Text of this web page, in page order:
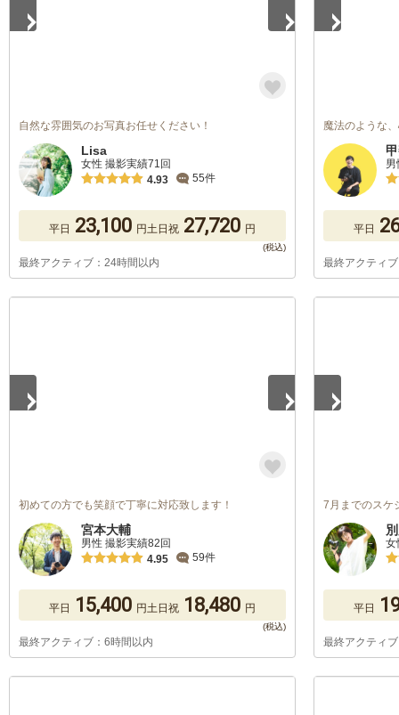
自然な雰囲気のお写真お任せください！
Lisa
女性 撮影実績71回
4.93
55件
平日 23,100 円土日祝 27,720 円
最終アクティブ：24時間以内
魔法のような
平日
最終アクティ
初めての方でも笑顔で丁寧に対応致します！
宮本大輔
男性 撮影実績82回
4.95
59件
平日 15,400 円土日祝 18,480 円
最終アクティブ：6時間以内
7月までのスケ
女
平日
最終アクティ